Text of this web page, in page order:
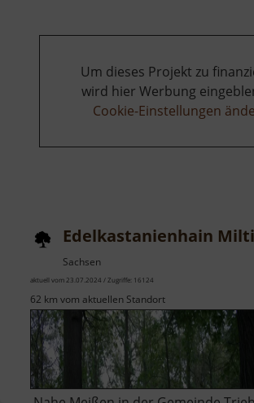
Um dieses Projekt zu
wird hier Werbung
Cookie-Einstellungen
Edelkastanienhain
Sachsen
aktuell vom 23.07.2024 / Zugriffe: 16124
62 km vom aktuellen Standort